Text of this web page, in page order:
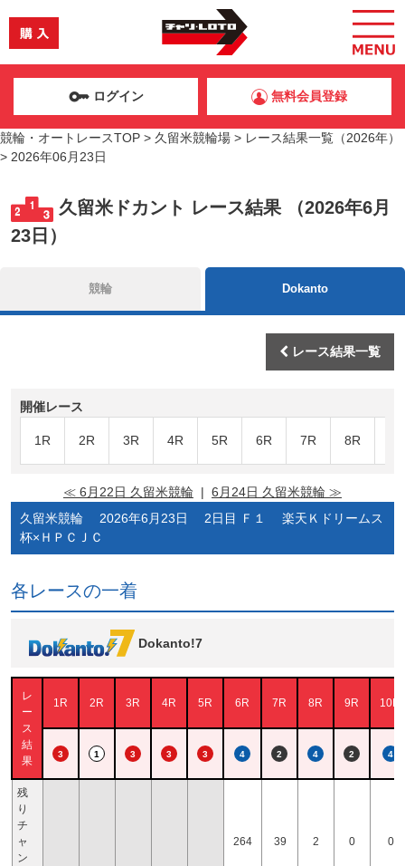
ログイン 無料会員登録
競輪・オートレースTOP > 久留米競輪場 > レース結果一覧（2026年）
> 2026年06月23日
久留米ドカント レース結果 （2026年6月
23日）
競輪 Dokanto
レース結果一覧
開催レース
1R 2R 3R 4R 5R 6R 7R 8R
≪ 6月22日 久留米競輪 | 6月24日 久留米競輪 ≫
久留米競輪 2026年6月23日 2日目 Ｆ１ 楽天Ｋドリームス
杯×ＨＰＣＪＣ
各レースの一着
Dokanto!7
レ
ー
ス
結
果
1R 2R 3R 4R 5R 6R 7R 8R 9R 10R
3 1 3 3 3 4 2 4 2 4
残
り
チ
ャ
ン
264 39 2 0 0